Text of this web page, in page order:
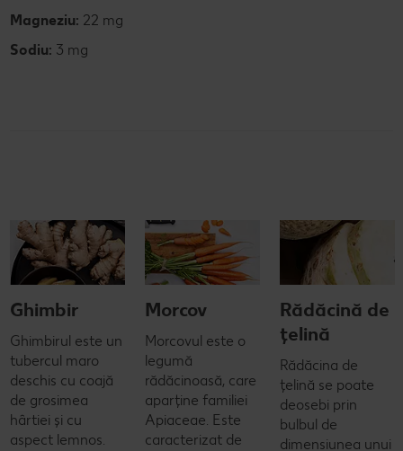
Magneziu: 22 mg
Sodiu: 3 mg
Ghimbir
Ghimbirul este un
tubercul maro
deschis cu coajă
de grosimea
hârtiei și cu
aspect lemnos.
Morcov
Morcovul este o
legumă
rădăcinoasă, care
aparține familiei
Apiaceae. Este
caracterizat de
Rădăcină de
țelină
Rădăcina de
țelină se poate
deosebi prin
bulbul de
dimensiunea unui